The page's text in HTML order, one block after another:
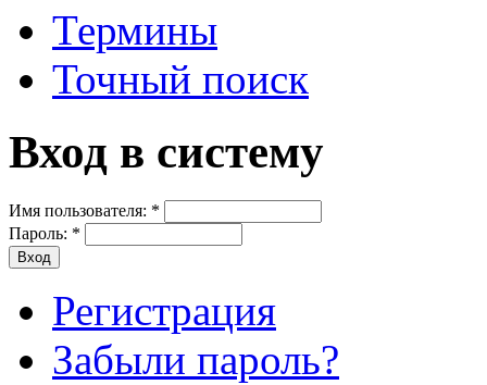
Термины
Точный поиск
Вход в систему
Имя пользователя: *
Пароль: *
Регистрация
Забыли пароль?